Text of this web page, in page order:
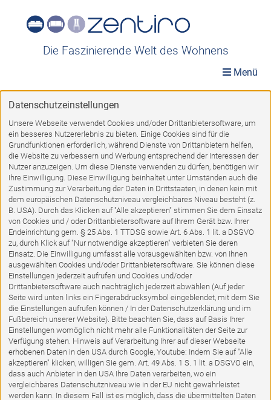
Die Faszinierende Welt des Wohnens
Menü
Kleiderschränke
1 2 3 4 VORWÄRTS
%
Datenschutzeinstellungen
Unsere Webseite verwendet Cookies und/oder Drittanbietersoftware, um
ein besseres Nutzererlebnis zu bieten. Einige Cookies sind für die
Grundfunktionen erforderlich, während Dienste von Drittanbietern helfen,
die Website zu verbessern und Werbung entsprechend der Interessen der
Nutzer anzuzeigen. Um diese Dienste verwenden zu dürfen, benötigen wir
Ihre Einwilligung. Diese Einwilligung beinhaltet unter Umständen auch die
Zustimmung zur Verarbeitung der Daten in Drittstaaten, in denen kein mit
dem europäischen Datenschutzniveau vergleichbares Niveau besteht (z.
B. USA). Durch das Klicken auf "Alle akzeptieren" stimmen Sie dem Einsatz
von Cookies und / oder Drittanbietersoftware auf Ihrem Gerät bzw. Ihrer
Endeinrichtung gem. § 25 Abs. 1 TTDSG sowie Art. 6 Abs. 1 lit. a DSGVO
zu, durch Klick auf "Nur notwendige akzeptieren" verbieten Sie deren
Einsatz. Die Einwilligung umfasst alle vorausgewählten bzw. von Ihnen
ausgewählten Cookies und/oder Drittanbietersoftware. Sie können diese
Einstellungen jederzeit aufrufen und Cookies und/oder
Drittanbietersoftware auch nachträglich jederzeit abwählen (Auf jeder
Seite wird unten links ein Fingerabdrucksymbol eingeblendet, mit dem Sie
die Einstellungen aufrufen können / In der Datenschutzerklärung und im
Fußbereich unserer Website). Bitte beachten Sie, dass auf Basis Ihrer
Einstellungen womöglich nicht mehr alle Funktionalitäten der Seite zur
Verfügung stehen. Hinweis auf Verarbeitung Ihrer auf dieser Webseite
erhobenen Daten in den USA durch Google, Youtube: Indem Sie auf "Alle
akzeptieren" klicken, willigen Sie gem. Art. 49 Abs. 1 S. 1 lit. a DSGVO ein,
dass auch Anbieter in den USA Ihre Daten verarbeiten, wo ein
vergleichbares Datenschutzniveau wie in der EU nicht gewährleistet
werden kann. In diesem Fall ist es möglich, dass die übermittelten Daten